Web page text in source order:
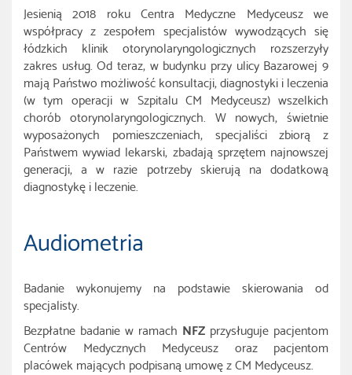
Jesienią 2018 roku Centra Medyczne Medyceusz we
współpracy z zespołem specjalistów wywodzących się
łódzkich klinik otorynolaryngologicznych rozszerzyły
zakres usług. Od teraz, w budynku przy ulicy Bazarowej 9
mają Państwo możliwość konsultacji, diagnostyki i leczenia
(w tym operacji w Szpitalu CM Medyceusz) wszelkich
chorób otorynolaryngologicznych. W nowych, świetnie
wyposażonych pomieszczeniach, specjaliści zbiorą z
Państwem wywiad lekarski, zbadają sprzętem najnowszej
generacji, a w razie potrzeby skierują na dodatkową
diagnostykę i leczenie.
Audiometria
Badanie wykonujemy na podstawie skierowania od
specjalisty.
Bezpłatne badanie w ramach NFZ przysługuje pacjentom
Centrów Medycznych Medyceusz oraz pacjentom
placówek mających podpisaną umowę z CM Medyceusz.